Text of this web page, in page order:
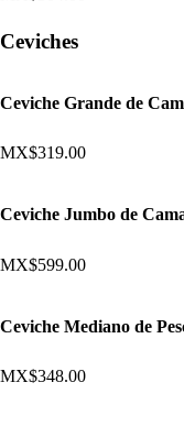
Ceviches
Ceviche Grande de
MX$319.00
Ceviche Jumbo de
MX$599.00
Ceviche Mediano de
MX$348.00